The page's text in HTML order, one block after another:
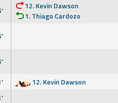
12. Kevin Dawson
1. Thiago Cardozo
12. Kevin Dawson